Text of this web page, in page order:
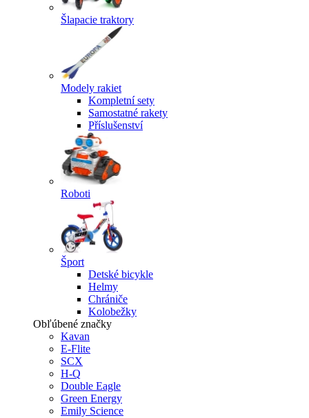
Šlapacie traktory
Modely rakiet
Kompletní sety
Samostatné rakety
Příslušenství
Roboti
Šport
Detské bicykle
Helmy
Chrániče
Kolobežky
Obľúbené značky
Kavan
E-Flite
SCX
H-Q
Double Eagle
Green Energy
Emily Science